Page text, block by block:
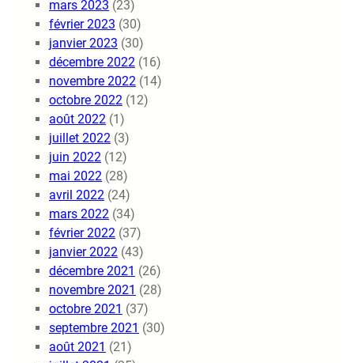
mars 2023 (23)
février 2023 (30)
janvier 2023 (30)
décembre 2022 (16)
novembre 2022 (14)
octobre 2022 (12)
août 2022 (1)
juillet 2022 (3)
juin 2022 (12)
mai 2022 (28)
avril 2022 (24)
mars 2022 (34)
février 2022 (37)
janvier 2022 (43)
décembre 2021 (26)
novembre 2021 (28)
octobre 2021 (37)
septembre 2021 (30)
août 2021 (21)